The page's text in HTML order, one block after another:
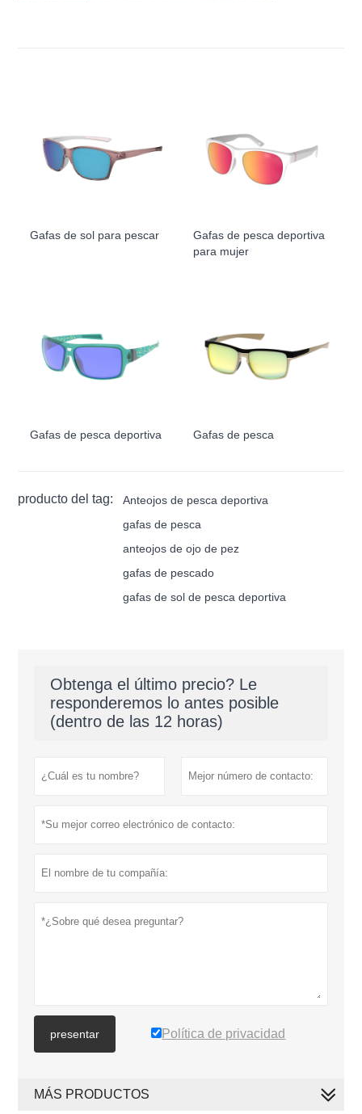
Gafas de sol para pescar
Gafas de pesca deportiva
para mujer
Gafas de pesca deportiva Gafas de pesca
producto del tag:
Anteojos de pesca deportiva
gafas de pesca
anteojos de ojo de pez
gafas de pescado
gafas de sol de pesca deportiva
Obtenga el último precio? Le
responderemos lo antes posible
(dentro de las 12 horas)
presentar Política de privacidad
MÁS PRODUCTOS